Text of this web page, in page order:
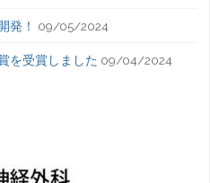
発！ 09/05/2024
を受賞しました 09/04/2024